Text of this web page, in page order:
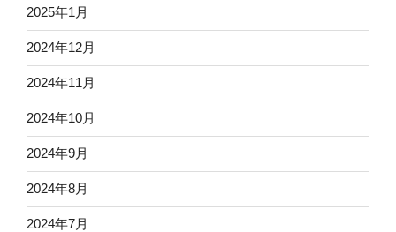
2025年1月
2024年12月
2024年11月
2024年10月
2024年9月
2024年8月
2024年7月